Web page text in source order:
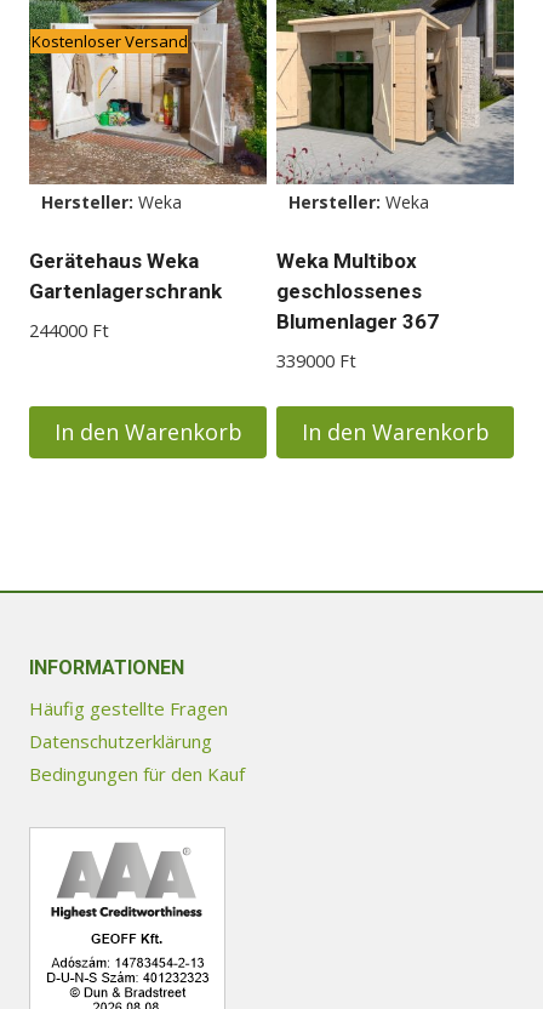
weist
mehrere
Varianten
auf.
Die
Optionen
können
auf
Produktseite
Kostenloser Versand
Hersteller: Weka
Gerätehaus Weka
Gartenlagerschrank
244000 Ft
In den Warenkorb
Hersteller: Weka
Weka Multibox
geschlossenes
Blumenlager 367
339000 Ft
In den Warenkorb
INFORMATIONEN
Häufig gestellte Fragen
Datenschutzerklärung
Bedingungen für den Kauf